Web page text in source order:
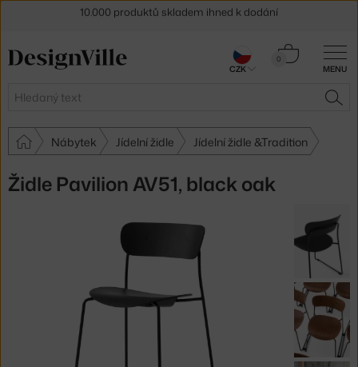
MENU
Hledat
0
Košík
Nábytek Jídelní židle Jídelní židle &Tradition
Židle Pavilion AV51, black oak
30 dní na vrácení zboží
CZK